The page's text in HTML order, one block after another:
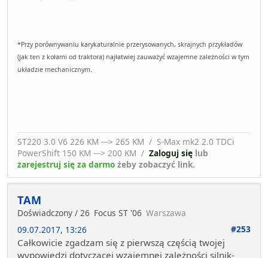
*Przy porównywaniu karykaturalnie przerysowanych, skrajnych przykładów
(jak ten z kołami od traktora) najłatwiej zauważyć wzajemne zależności w tym
układzie mechanicznym.
ST220 3.0 V6 226 KM ---> 265 KM / S-Max mk2 2.0 TDCi
PowerShift 150 KM ---> 200 KM / Zaloguj się lub
zarejestruj się za darmo żeby zobaczyć link.
TAM
Doświadczony / 26 Focus ST '06 Warszawa
09.07.2017, 13:26
#253
Całkowicie zgadzam się z pierwszą częścią twojej
wypowiedzi dotyczącej wzajemnej zależności silnik-